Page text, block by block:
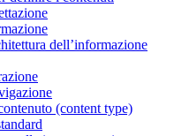
dell’informazione
(content type)